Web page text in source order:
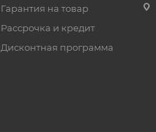
Гарантия на товар
Рассрочка и кредит
Дисконтная программа